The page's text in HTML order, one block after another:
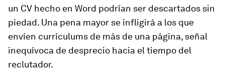
un CV hecho en Word podrían ser descartados sin
piedad. Una pena mayor se infligirá a los que
envíen currículums de más de una página, señal
inequívoca de desprecio hacia el tiempo del
reclutador.